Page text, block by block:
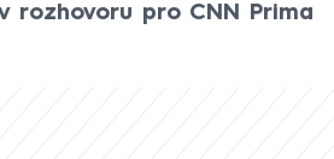
rozhovoru pro CNN Prima